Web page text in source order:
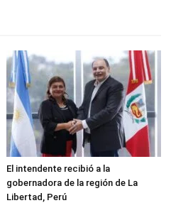
El intendente recibió a la
gobernadora de la región de La
Libertad, Perú